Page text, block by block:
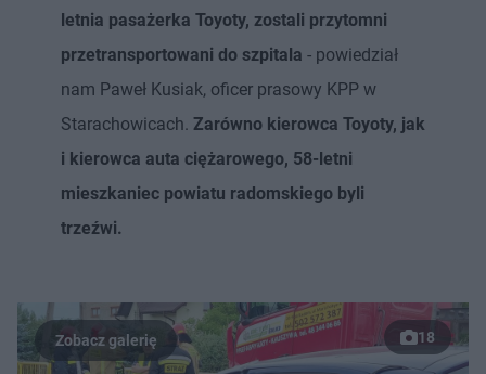
letnia pasażerka Toyoty, zostali przytomni
przetransportowani do szpitala - powiedział
nam Paweł Kusiak, oficer prasowy KPP w
Starachowicach. Zarówno kierowca Toyoty, jak
i kierowca auta ciężarowego, 58-letni
mieszkaniec powiatu radomskiego byli
trzeźwi.
18